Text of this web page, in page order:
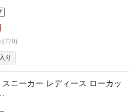
(770)
スニーカー レディース ローカッ